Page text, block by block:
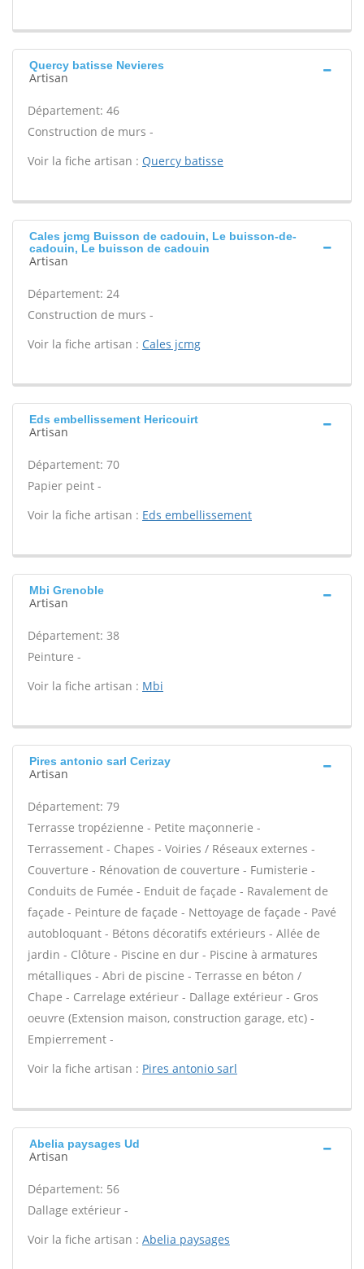
Quercy batisse Nevieres
Artisan
Département: 46
Construction de murs -
Voir la fiche artisan : Quercy batisse
Cales jcmg Buisson de cadouin, Le buisson-de-
cadouin, Le buisson de cadouin
Artisan
Département: 24
Construction de murs -
Voir la fiche artisan : Cales jcmg
Eds embellissement Hericouirt
Artisan
Département: 70
Papier peint -
Voir la fiche artisan : Eds embellissement
Mbi Grenoble
Artisan
Département: 38
Peinture -
Voir la fiche artisan : Mbi
Pires antonio sarl Cerizay
Artisan
Département: 79
Terrasse tropézienne - Petite maçonnerie -
Terrassement - Chapes - Voiries / Réseaux externes -
Couverture - Rénovation de couverture - Fumisterie -
Conduits de Fumée - Enduit de façade - Ravalement de
façade - Peinture de façade - Nettoyage de façade - Pavé
autobloquant - Bétons décoratifs extérieurs - Allée de
jardin - Clôture - Piscine en dur - Piscine à armatures
métalliques - Abri de piscine - Terrasse en béton /
Chape - Carrelage extérieur - Dallage extérieur - Gros
oeuvre (Extension maison, construction garage, etc) -
Empierrement -
Voir la fiche artisan : Pires antonio sarl
Abelia paysages Ud
Artisan
Département: 56
Dallage extérieur -
Voir la fiche artisan : Abelia paysages